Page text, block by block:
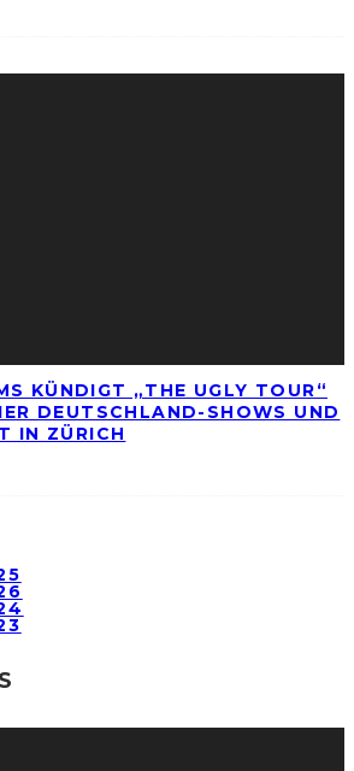
KÜNDIGT „THE UGLY TOUR“
DEUTSCHLAND-SHOWS UND
IN ZÜRICH